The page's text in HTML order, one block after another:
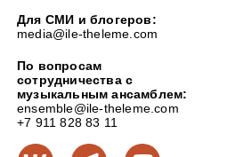
Для СМИ и блогеров:
media@ile-theleme.com
По вопросам
сотрудничества с
музыкальным ансамблем:
ensemble@ile-theleme.com
+7 911 828 83 11